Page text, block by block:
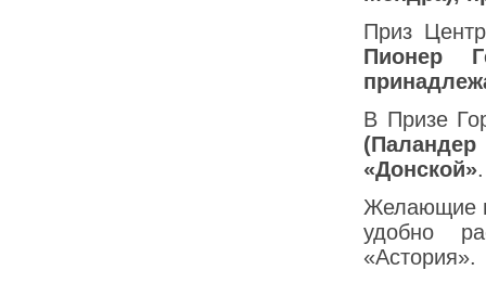
Приз
Пионер
В Призе
«Донской».
Желающие
удобно
«Астория».